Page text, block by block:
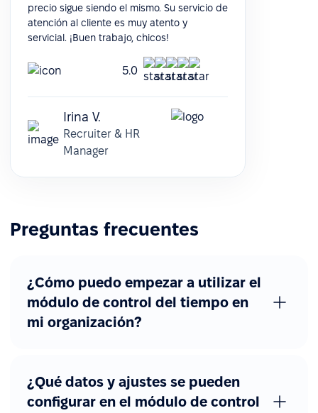
precio sigue siendo el mismo. Su servicio de
atención al cliente es muy atento y
servicial. ¡Buen trabajo, chicos!
5.0
Irina V.
Recruiter & HR
Manager
Preguntas frecuentes
¿Cómo puedo empezar a utilizar el
módulo de control del tiempo en
mi organización?
¿Qué datos y ajustes se pueden
configurar en el módulo de control